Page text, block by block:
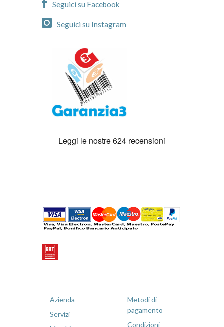
Seguici su Facebook
Seguici su Instagram
Azienda
Servizi
Metodi di
pagamento
Condizioni